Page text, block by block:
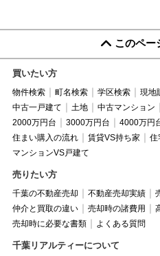
このペー
買いたい方
物件検索 町名検索 学区検索 現地
中古一戸建て
土地 中古マンション
2000万円台
3000万円台 4000万円
住まい購入の流れ
賃貸VS持ち家
住
マンションVS戸建て
売りたい方
千葉の不動産売却 不動産売却実績
仲介と買取の違い
売却時の諸費用
売却時に必要な書類
よくある質問
千葉リアルティーについて